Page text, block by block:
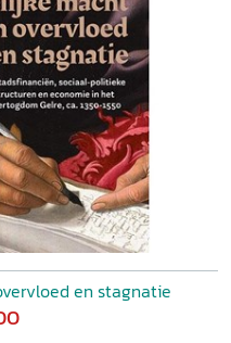
en stagnatie